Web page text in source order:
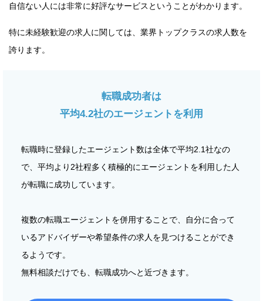
自信ない人には非常に好評なサービスということがわかります。
特に未経験歓迎の求人に関しては、業界トップクラスの求人数を
誇ります。
転職成功者は
平均4.2社のエージェントを利用
転職時に登録したエージェント数は全体で平均2.1社なの
で、平均より2社程多く積極的にエージェントを利用した人
が転職に成功しています。
複数の転職エージェントを併用することで、自分に合って
いるアドバイザーや希望条件の求人を見つけることができ
るようです。
無料相談だけでも、転職成功へと近づきます。